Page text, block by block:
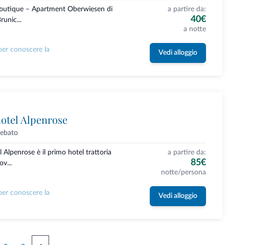
– Apartment Oberwiesen di
a partire da:
40€
a notte
conoscere la
Vedi alloggio
Alpenrose
Alpenrose è il primo hotel trattoria
a partire da:
85€
notte/persona
conoscere la
Vedi alloggio